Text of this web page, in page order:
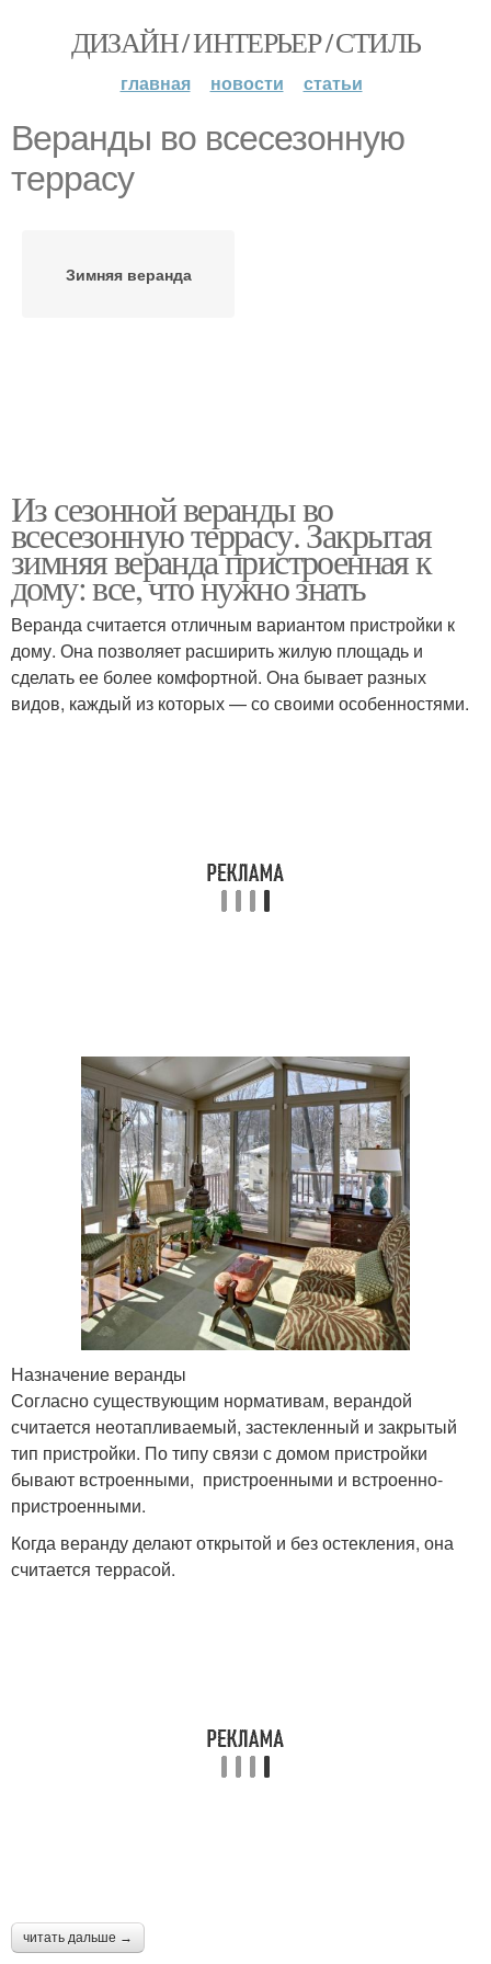
ДИЗАЙН / ИНТЕРЬЕР / СТИЛЬ
главная новости статьи
Веранды во всесезонную
террасу
Зимняя веранда
Из сезонной веранды во
всесезонную террасу. Закрытая
зимняя веранда пристроенная к
дому: все, что нужно знать
Веранда считается отличным вариантом пристройки к
дому. Она позволяет расширить жилую площадь и
сделать ее более комфортной. Она бывает разных
видов, каждый из которых — со своими особенностями.
Назначение веранды
Согласно существующим нормативам, верандой
считается неотапливаемый, застекленный и закрытый
тип пристройки. По типу связи с домом пристройки
бывают встроенными, пристроенными и встроенно-
пристроенными.
Когда веранду делают открытой и без остекления, она
считается террасой.
читать дальше →